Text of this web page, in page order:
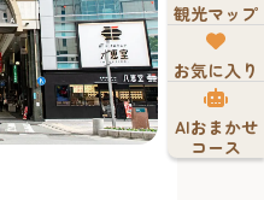
夏はホークス
2026 【福岡
広場】
昨年に引き続き
月23日（日）
あい広場で、
観光マップ
お気に入り
AIおまかせ
コース